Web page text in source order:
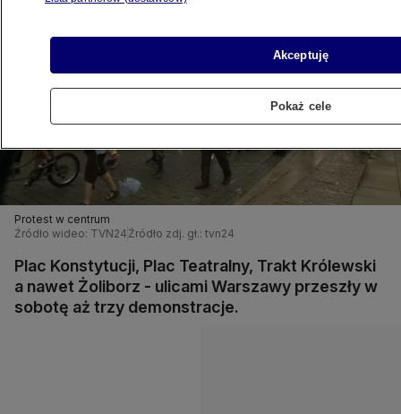
Protest w centrum
Źródło wideo: TVN24 Źródło zdj. gł.: tvn24
Plac Konstytucji, Plac Teatralny, Trakt Królewski
a nawet Żoliborz - ulicami Warszawy przeszły w
sobotę aż trzy demonstracje.
Akceptuję
Pokaż cele